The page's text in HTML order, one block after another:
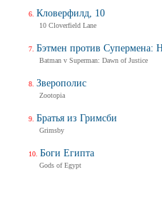
Кловерфилд, 10
10 Cloverfield Lane
Бэтмен против Супермена:
Batman v Superman: Dawn of Justice
Зверополис
Zootopia
Братья из Гримсби
Grimsby
Боги Египта
Gods of Egypt